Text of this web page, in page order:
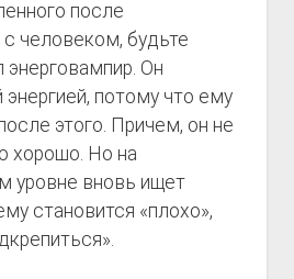
после
человеком, будьте
Он
потому что ему
этого. Причем, он не
хорошо. Но на
уровне вновь ищет
становится «плохо»,